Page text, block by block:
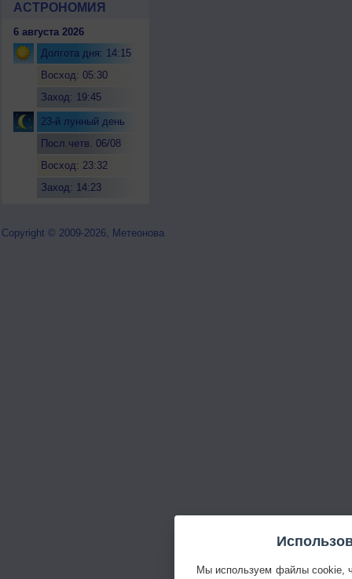
АСТРОНОМИЯ
6 августа 2026
Долгота дня: 14:15
Восход: 05:30
Заход: 19:45
23-й лунный день
Посл.четв. 06/08
Восход: 23:32
Заход: 14:23
Copyright © 2009-2026, Метеонова
Мы используем файлы cookie,